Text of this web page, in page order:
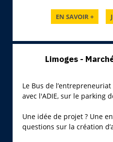
Limoges -
Le Bus de
avec l'ADIE, sur le parking
Une idée de projet ? Une
questions sur la création